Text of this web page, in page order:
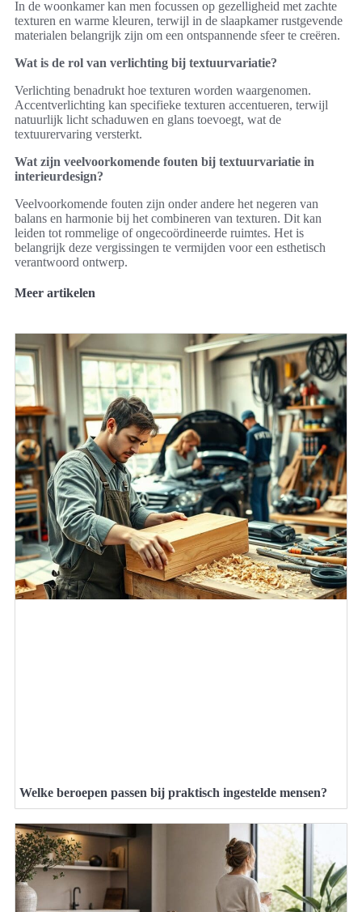
In de woonkamer kan men focussen op gezelligheid met zachte
texturen en warme kleuren, terwijl in de slaapkamer rustgevende
materialen belangrijk zijn om een ontspannende sfeer te creëren.
Wat is de rol van verlichting bij textuurvariatie?
Verlichting benadrukt hoe texturen worden waargenomen.
Accentverlichting kan specifieke texturen accentueren, terwijl
natuurlijk licht schaduwen en glans toevoegt, wat de
textuurervaring versterkt.
Wat zijn veelvoorkomende fouten bij textuurvariatie in
interieurdesign?
Veelvoorkomende fouten zijn onder andere het negeren van
balans en harmonie bij het combineren van texturen. Dit kan
leiden tot rommelige of ongecoördineerde ruimtes. Het is
belangrijk deze vergissingen te vermijden voor een esthetisch
verantwoord ontwerp.
Meer artikelen
Welke beroepen passen bij praktisch ingestelde mensen?